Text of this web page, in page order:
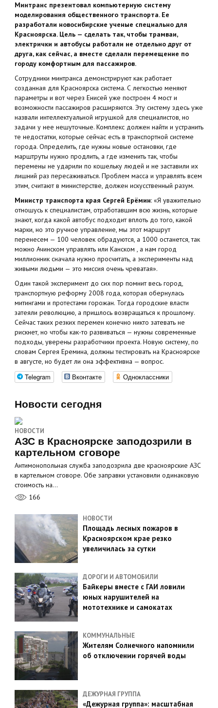
Минтранс презентовал компьютерную систему
моделирования общественного транспорта. Ее
разработали новосибирские ученые специально для
Красноярска. Цель — сделать так, чтобы трамваи,
электрички и автобусы работали не отдельно друг от
друга, как сейчас, а вместе сделали перемещение по
городу комфортным для пассажиров.
Сотрудники минтранса демонстрируют как работает
созданная для Красноярска система. С легкостью меняют
параметры и вот через Енисей уже построен 4 мост и
возможности пассажиров расширяются. Эту систему здесь уже
назвали интеллектуальной игрушкой для специалистов, но
задачи у нее нешуточные. Комплекс должен найти и устранить
те недостатки, которые сейчас есть в транспортной системе
города. Определить, где нужны новые остановки, где
марштруты нужно продлить, а где изменить так, чтобы
перемены не ударили по кошельку людей и не заставили их
лишний раз пересаживаться. Проблем масса и управлять всем
этим, считают в министерстве, должен искусственный разум.
Министр транспорта края Сергей Ерёмин: «Я уважительно
отношусь к специалистам, отработавшим всю жизнь, которые
знают, когда какой автобус подходит вплоть до того, какой
марки, но это ручное управление, мы этот маршрут
перенесем — 100 человек обрадуются, а 1000 останется, так
можно Ачинском управлять или Канском , а нам город
миллионник сначала нужно просчитать, а эксперименты над
живыми людьми — это миссия очень чреватая».
Один такой эксперимент до сих пор помнит весь город,
транспортную реформу 2008 года, которая обернулась
митингами и протестами горожан. Тогда городские власти
затеяли революцию, а пришлось возвращаться к прошлому.
Сейчас таких резких перемен конечно никто затевать не
рискнет, но чтобы как-то развиваться — нужны современные
подходы, уверены разработчики проекта. Новую систему, по
словам Сергея Еремина, должны тестировать на Красноярске
в августе, но будет ли она эффективна — вопрос.
Telegram Вконтакте Одноклассники
Новости сегодня
НОВОСТИ
АЗС в Красноярске заподозрили в
картельном сговоре
Антимонопольная служба заподозрила две красноярские АЗС
в картельном сговоре. Обе заправки установили одинаковую
стоимость на…
166
НОВОСТИ
Площадь лесных пожаров в
Красноярском крае резко
увеличилась за сутки
ДОРОГИ И АВТОМОБИЛИ
Байкеры вместе с ГАИ ловили
юных нарушителей на
мототехнике и самокатах
КОММУНАЛЬНЫЕ
Жителям Солнечного напомнили
об отключении горячей воды
ДЕЖУРНАЯ ГРУППА
«Дежурная группа»: масштабная